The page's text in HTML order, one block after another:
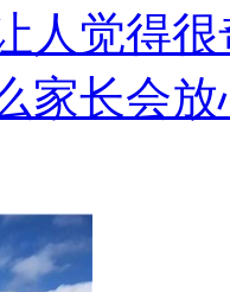
人觉得
家长会